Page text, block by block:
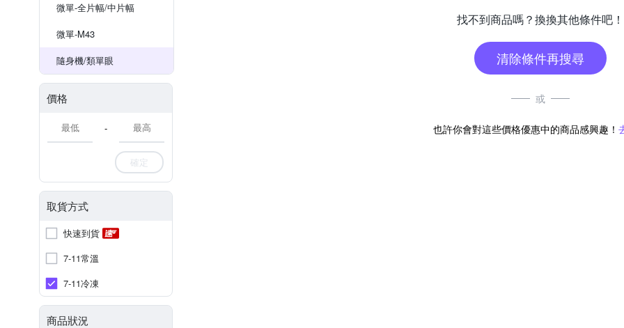
微單-全片幅/中片幅
微單-M43
隨身機/類單眼
價格
-
確定
取貨方式
快速到貨
7-11常溫
7-11冷凍
商品狀況
找不到商品嗎？換換其他條件吧！
清除條件再搜尋
或
也許你會對這些價格優惠中的商品感興趣！